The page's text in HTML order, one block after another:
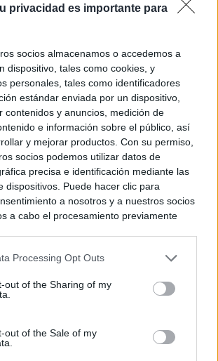
privacidad es importante para
socios almacenamos o accedemos a
dispositivo, tales como cookies, y
personales, tales como identificadores
estándar enviada por un dispositivo,
contenidos y anuncios, medición de
e información sobre el público, así
y mejorar productos. Con su permiso,
socios podemos utilizar datos de
precisa e identificación mediante las
dispositivos. Puede hacer clic para
a nosotros y a nuestros socios
a cabo el procesamiento previamente
Tenga en cuenta que algún
pero usted tiene el derecho de
Sus preferencias se aplicarán
entrando de nuevo en este sitio web o
política de privacidad.
Processing Opt Outs
out of the Sharing of my
out of the Sale of my